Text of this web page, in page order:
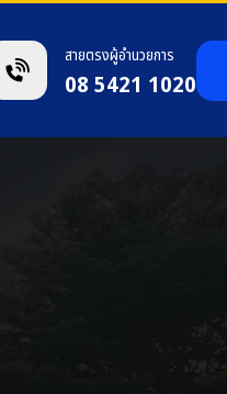
08 5421 1020
สายตรงผู้อำนวยการ